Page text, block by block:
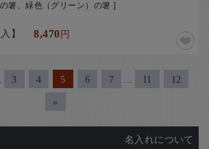
箸、緑色（グリーン）の箸 ]
】 8,470円
3 4 5 6 7 11 12
»
名入れについて